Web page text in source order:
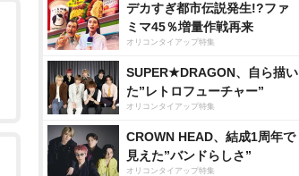
デカすぎ都市伝説発生!?ファ
ミマ45％増量作戦再来
オリコンタイアップ特集
SUPER★DRAGON、自ら描い
た”レトロフューチャー”
オリコンタイアップ特集
CROWN HEAD、結成1周年で
見えた”バンドらしさ”
オリコンタイアップ特集